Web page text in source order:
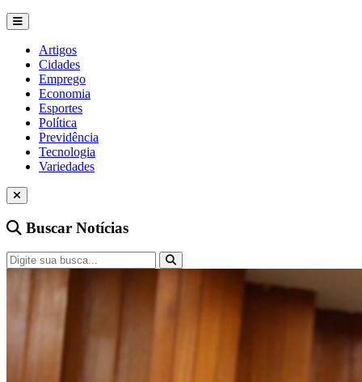
Artigos
Cidades
Emprego
Economia
Esportes
Política
Previdência
Tecnologia
Variedades
Buscar Notícias